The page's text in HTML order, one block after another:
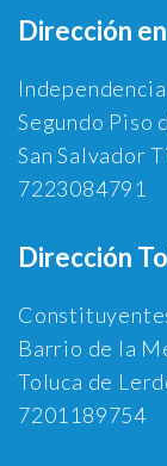
Dirección
Segundo Piso
San Salvador
7223084791
Dirección
Barrio de la
Toluca de
7201189754